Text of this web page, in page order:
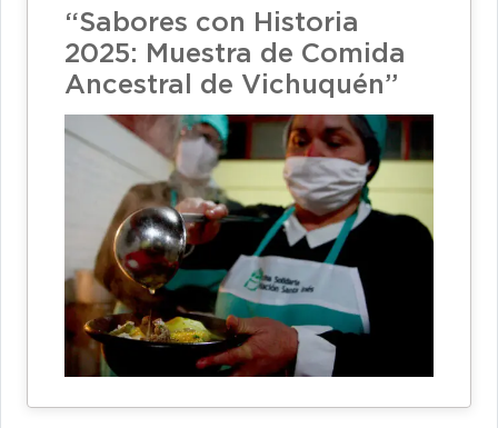
“Sabores con Historia
2025: Muestra de Comida
Ancestral de Vichuquén”